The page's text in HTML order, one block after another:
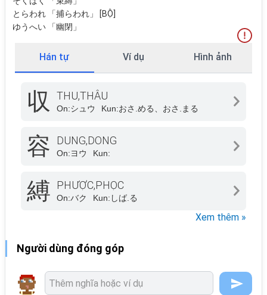
とらわれ 「捕らわれ」 [BỘ]
ゆうへい 「幽閉」
Hán tự Ví dụ Hình ảnh
収 THU,THÂU
On:シュウ Kun:おさ.める、おさ.まる
容 DUNG,DONG
On:ヨウ Kun:
縛 PHƯỢC,PHỌC
On:バク Kun: しば.る
Xem thêm »
Người dùng đóng góp